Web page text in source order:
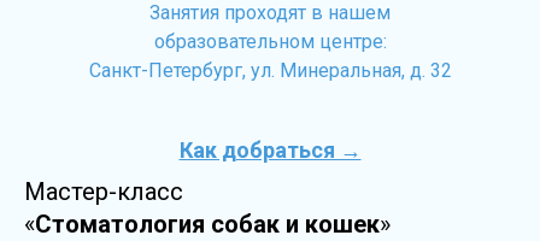
Занятия проходят в нашем
образовательном центре:
Санкт-Петербург, ул. Минеральная, д. 32
Как добраться →
Мастер-класс
«Стоматология собак и кошек»